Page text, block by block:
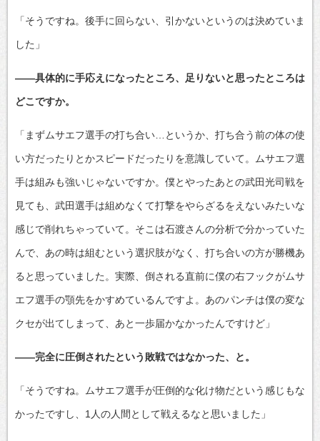
「そうですね。後手に回らない、引かないというのは決めていま
した」
――具体的に手応えになったところ、足りないと思ったところは
どこですか。
「まずムサエフ選手の打ち合い…というか、打ち合う前の体の使
い方だったりとかスピードだったりを意識していて。ムサエフ選
手は組みも強いじゃないですか。僕とやったあとの武田光司戦を
見ても、武田選手は組めなくて打撃をやらざるをえないみたいな
感じで削れちゃっていて。そこは石渡さんの分析で分かっていた
んで、あの時は組むという選択肢がなく、打ち合いの方が勝機あ
ると思っていました。実際、倒される直前に僕の右フックがムサ
エフ選手の顎先をかすめているんですよ。あのパンチは僕の変な
クセが出てしまって、あと一歩届かなかったんですけど」
――完全に圧倒されたという敗戦ではなかった、と。
「そうですね。ムサエフ選手が圧倒的な化け物だという感じもな
かったですし、1人の人間として戦えるなと思いました」